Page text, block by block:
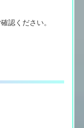
認ください。